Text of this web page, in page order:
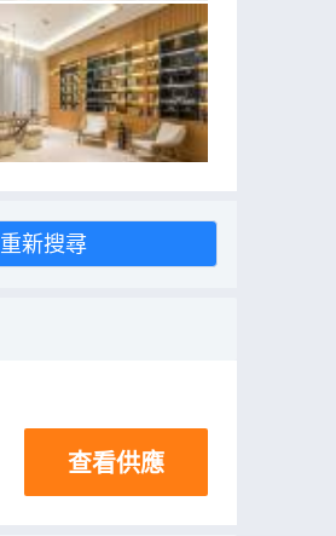
重新搜尋
查看供應